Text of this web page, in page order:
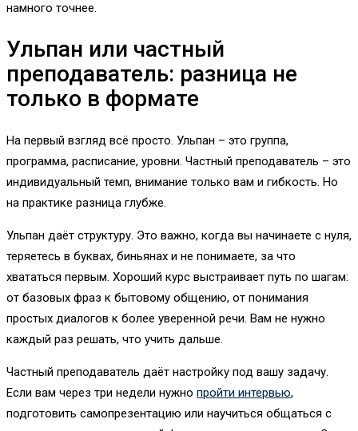
намного точнее.
Ульпан или частный
преподаватель: разница не
только в формате
На первый взгляд всё просто. Ульпан – это группа,
программа, расписание, уровни. Частный преподаватель – это
индивидуальный темп, внимание только вам и гибкость. Но
на практике разница глубже.
Ульпан даёт структуру. Это важно, когда вы начинаете с нуля,
теряетесь в буквах, биньянах и не понимаете, за что
хвататься первым. Хороший курс выстраивает путь по шагам:
от базовых фраз к бытовому общению, от понимания
простых диалогов к более уверенной речи. Вам не нужно
каждый раз решать, что учить дальше.
Частный преподаватель даёт настройку под вашу задачу.
Если вам через три недели нужно пройти интервью,
подготовить самопрезентацию или научиться общаться с